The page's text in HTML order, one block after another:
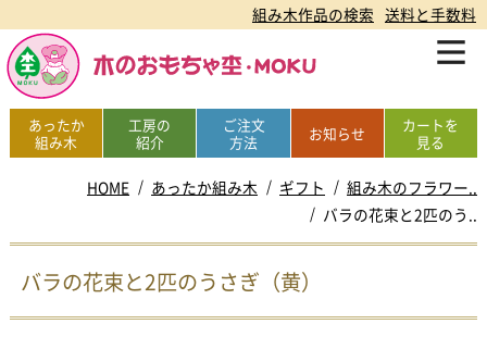
組み木作品の検索 送料と手数料
あったか
組み木
工房の
紹介
ご注文
方法
お知らせ
カートを
見る
HOME あったか組み木 ギフト
組み木のフラワー..
バラの花束と2匹のう..
バラの花束と2匹のうさぎ（黄）